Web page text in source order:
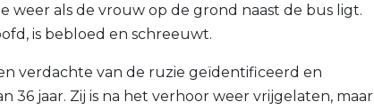
als de vrouw op de grond naast de bus ligt.
is bebloed en schreeuwt.
verdachte van de ruzie geïdentificeerd en
36 jaar. Zij is na het verhoor weer vrijgelaten, maar